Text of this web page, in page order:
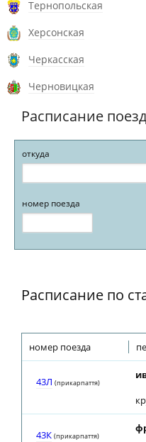
Тернопольская
Херсонская
Черкасская
Черновицкая
Расписание
откуда
номер поезда
Расписание по
номер поезда
43Л (прикарпаття)
43К (прикарпаття)